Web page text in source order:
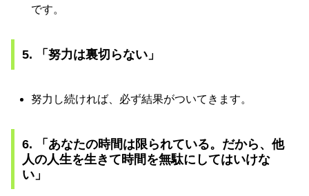
です。
5. 「努力は裏切らない」
努力し続ければ、必ず結果がついてきます。
6. 「あなたの時間は限られている。だから、他
人の人生を生きて時間を無駄にしてはいけな
い」